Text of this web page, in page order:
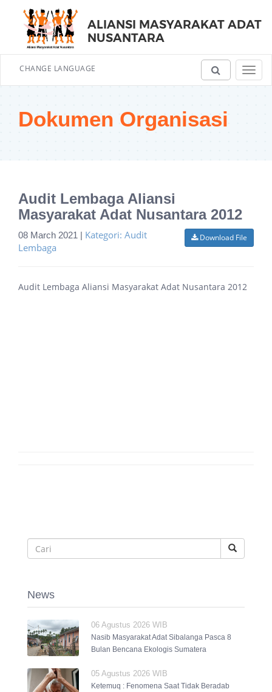
ALIANSI MASYARAKAT ADAT
NUSANTARA
CHANGE LANGUAGE
Dokumen Organisasi
Audit Lembaga Aliansi
Masyarakat Adat Nusantara 2012
Download File
08 March 2021 | Kategori: Audit
Lembaga
Audit Lembaga Aliansi Masyarakat Adat Nusantara 2012
News
06 Agustus 2026 WIB
Nasib Masyarakat Adat Sibalanga Pasca 8
Bulan Bencana Ekologis Sumatera
05 Agustus 2026 WIB
Ketemuq : Fenomena Saat Tidak Beradab